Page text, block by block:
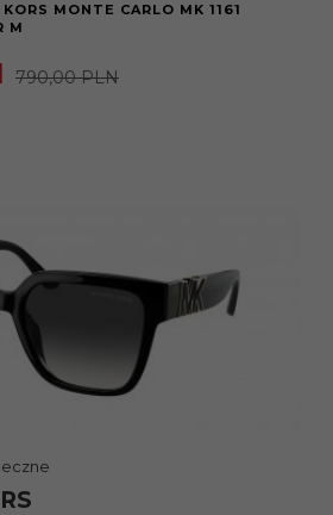
MONTE CARLO MK 1161
M
790,00 PLN